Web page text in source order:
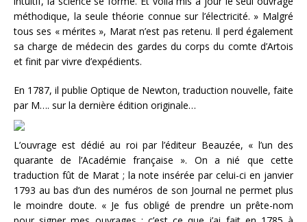
méthodique, la seule théorie connue sur l’électricité. » Malgré
tous ses « mérites », Marat n’est pas retenu. Il perd également
sa charge de médecin des gardes du corps du comte d’Artois
et finit par vivre d’expédients.
En 1787, il publie Optique de Newton, traduction nouvelle, faite
par M…. sur la dernière édition originale…
L’ouvrage est dédié au roi par l’éditeur Beauzée, « l’un des
quarante de l’Académie française ». On a nié que cette
traduction fût de Marat ; la note insérée par celui-ci en janvier
1793 au bas d’un des numéros de son Journal ne permet plus
le moindre doute. « Je fus obligé de prendre un prête-nom